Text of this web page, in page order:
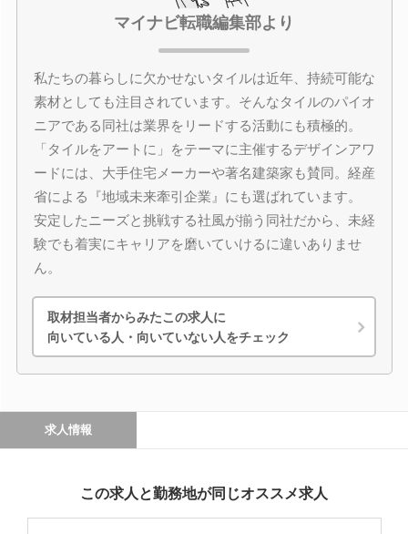
マイナビ転職編集部より
私たちの暮らしに欠かせないタイルは近年、持続可能な
素材としても注目されています。そんなタイルのパイオ
ニアである同社は業界をリードする活動にも積極的。
「タイルをアートに」をテーマに主催するデザインアワ
ードには、大手住宅メーカーや著名建築家も賛同。経産
省による『地域未来牽引企業』にも選ばれています。
安定したニーズと挑戦する社風が揃う同社だから、未経
験でも着実にキャリアを磨いていけるに違いありませ
ん。
取材担当者からみたこの求人に
向いている人・向いていない人をチェック
求人情報
この求人と勤務地が同じオススメ求人